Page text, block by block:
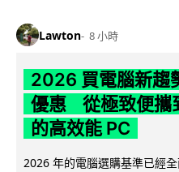
Lawton 8 小時
2026 買電腦新趨
優惠 從極致便攜
的高效能 PC
2026 年的電腦選購基準已經